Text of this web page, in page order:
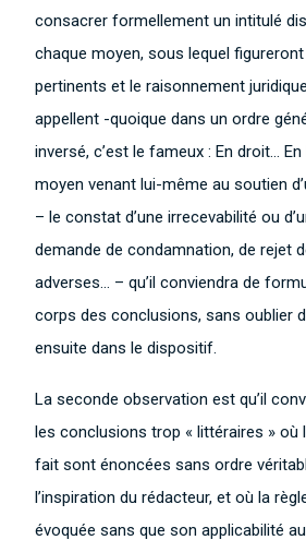
consacrer formellement un intitulé
chaque moyen, sous lequel
pertinents et le raisonnement juridique
appellent -quoique dans un ordre
inversé, c’est le fameux : En droit… En
moyen venant lui-même au soutien
– le constat d’une irrecevabilité ou
demande de condamnation, de rejet
adverses… – qu’il conviendra de
corps des conclusions, sans oublier
ensuite dans le dispositif.
La seconde observation est qu’il
les conclusions trop « littéraires » où
fait sont énoncées sans ordre
l’inspiration du rédacteur, et où la
évoquée sans que son applicabilité